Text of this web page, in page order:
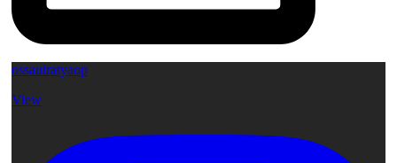
ossauiratyaop
View